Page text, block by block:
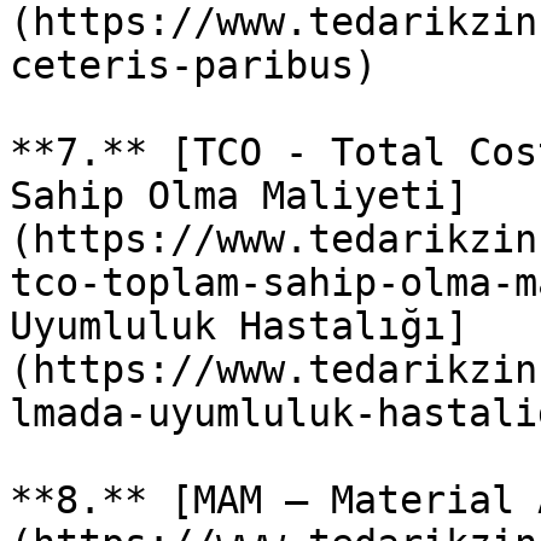
(https://
ceteris-paribus)
**7.** [TCO - Total
Sahip Olma Maliyeti]
(https://
tco-toplam-sahip-olma-
Uyumluluk Hastalığı]
(https://
lmada-uyumluluk-
**8.** [MAM – Material